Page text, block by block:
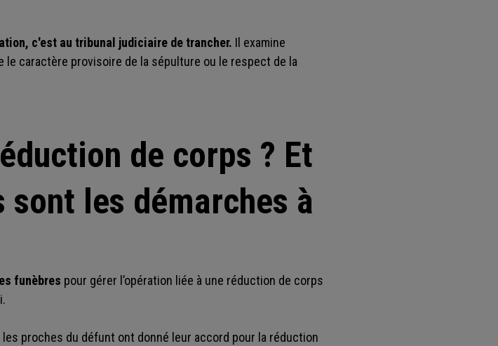
c'est au tribunal judiciaire de trancher. Il examine
caractère provisoire de la sépulture ou le respect de la
de corps ? Et
les démarches à
funèbres pour gérer l’opération liée à une réduction de corps
proches du défunt ont donné leur accord pour la réduction